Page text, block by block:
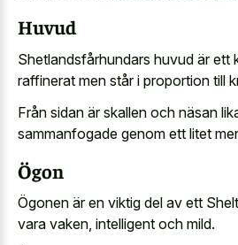
Huvud
Shetlandsfårhundars huvud är ett
raffinerat men står i proportion till
Från sidan är skallen och näsan
sammanfogade genom ett litet
Ögon
Ögonen är en viktig del av ett
vara vaken, intelligent och mild.